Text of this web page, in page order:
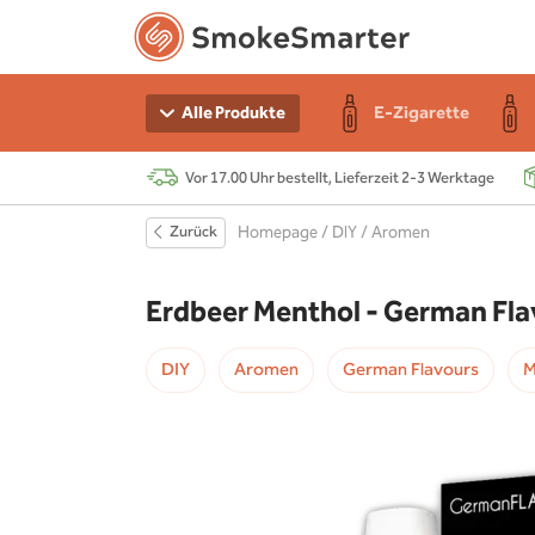
Alle Produkte E-Zigarette
Vor 17.00 Uhr bestellt, Lieferzeit 2-3 Werktage
Zurück Homepage/DIY/Aromen
Erdbeer Menthol - German
DIY Aromen German Flavours